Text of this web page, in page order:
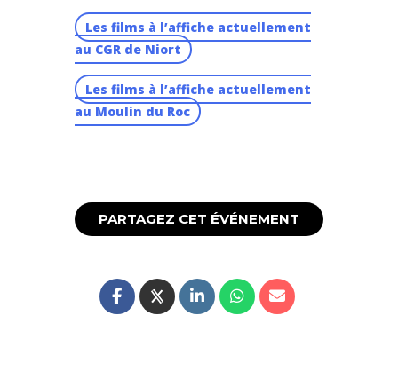
Les films à l’affiche actuellement
au CGR de Niort
Les films à l’affiche actuellement
au Moulin du Roc
PARTAGEZ CET ÉVÉNEMENT